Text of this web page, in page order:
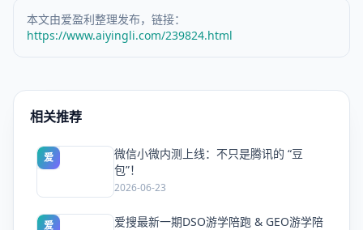
本文由爱盈利整理发布，链接：
https://www.aiyingli.com/239824.html
相关推荐
爱
微信小微内测上线：不只是腾讯的 “豆
包”！
2026-06-23
爱
爱搜最新一期DSO游学陪跑 & GEO游学陪